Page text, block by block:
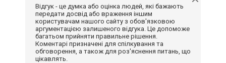
Відгук - це думка або оцінка людей, які бажають
передати досвід або враження іншим
користувачам нашого сайту з обов'язковою
аргументацією залишеного відгука. Це допоможе
багатьом прийняти правильне рішення.
Коментарі призначені для спілкування та
обговорення, а також для роз'яснення питань, що
цікавлять.